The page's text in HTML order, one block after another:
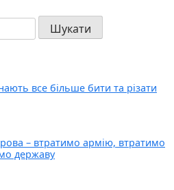
все більше бити та різати
– втратимо армію, втратимо
державу